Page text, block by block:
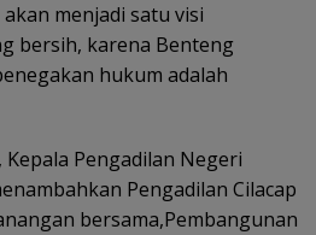
menjadi satu visi
bersih, karena Benteng
hukum adalah
Pengadilan Negeri
Pengadilan Cilacap
bersama,Pembangunan